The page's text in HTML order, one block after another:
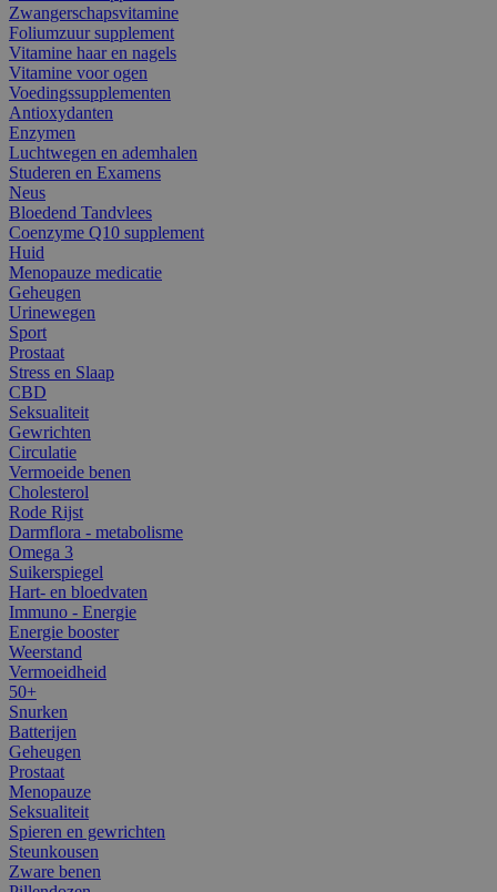
Zwangerschapsvitamine
Foliumzuur supplement
Vitamine haar en nagels
Vitamine voor ogen
Voedingssupplementen
Antioxydanten
Enzymen
Luchtwegen en ademhalen
Studeren en Examens
Neus
Bloedend Tandvlees
Coenzyme Q10 supplement
Huid
Menopauze medicatie
Geheugen
Urinewegen
Sport
Prostaat
Stress en Slaap
CBD
Seksualiteit
Gewrichten
Circulatie
Vermoeide benen
Cholesterol
Rode Rijst
Darmflora - metabolisme
Omega 3
Suikerspiegel
Hart- en bloedvaten
Immuno - Energie
Energie booster
Weerstand
Vermoeidheid
50+
Snurken
Batterijen
Geheugen
Prostaat
Menopauze
Seksualiteit
Spieren en gewrichten
Steunkousen
Zware benen